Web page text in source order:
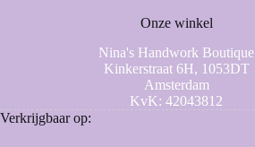
Onze winkel
Nina's Handwork Boutique
Kinkerstraat 6H, 1053DT
Amsterdam
KvK: 42043812
Verkrijgbaar op: